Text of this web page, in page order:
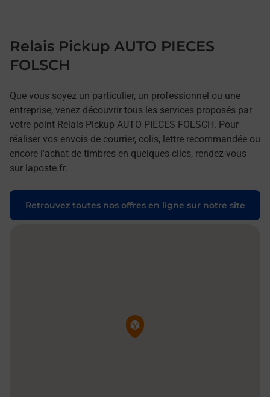
Relais Pickup AUTO PIECES
FOLSCH
Que vous soyez un particulier, un professionnel ou une
entreprise, venez découvrir tous les services proposés par
votre point Relais Pickup AUTO PIECES FOLSCH. Pour
réaliser vos envois de courrier, colis, lettre recommandée ou
encore l'achat de timbres en quelques clics, rendez-vous
sur laposte.fr.
Retrouvez toutes nos offres en ligne sur notre site
Pin de la carte